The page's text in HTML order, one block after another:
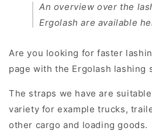
An overview over the
Ergolash are available
Are you looking for faster
page with the Ergolash lashing
The straps we have are
variety for example trucks,
other cargo and loading goods.